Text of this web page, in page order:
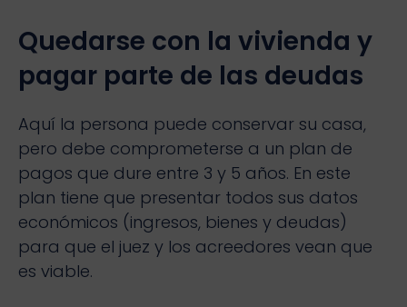
Quedarse con la vivienda y
pagar parte de las deudas
Aquí la persona puede conservar su casa,
pero debe comprometerse a un plan de
pagos que dure entre 3 y 5 años. En este
plan tiene que presentar todos sus datos
económicos (ingresos, bienes y deudas)
para que el juez y los acreedores vean que
es viable.